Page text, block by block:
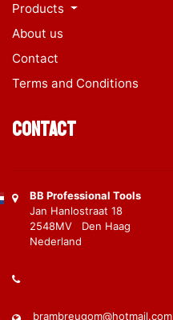
Products
About us
Contact
Terms and Conditions
Contact
BB Professional Tools
Jan Hanlostraat 18
2548MV Den Haag
Nederland
brambreugom@hotmail.com